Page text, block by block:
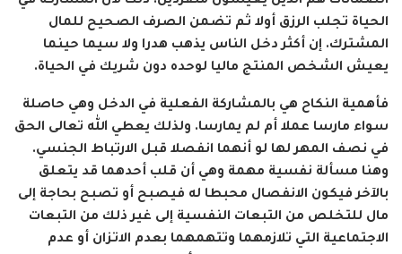
الحياة تجلب الرزق أولا ثم تضمن الصرف الصحيح للمال
المشترك. إن أكثر دخل الناس يذهب هدرا ولا سيما حينما
يعيش الشخص المنتج ماليا لوحده دون شريك في الحياة.
فأهمية النكاح هي بالمشاركة الفعلية في الدخل وهي حاصلة
سواء مارسا عملا أم لم يمارسا. ولذلك يعطي الله تعالى الحق
في نصف المهر لها لو أنهما انفصلا قبل الارتباط الجنسي.
وهنا مسألة نفسية مهمة وهي أن قلب أحدهما قد يتعلق
بالآخر فيكون الانفصال محبطا له فيصبح أو تصبح بحاجة إلى
مال للتخلص من التبعات النفسية إلى غير ذلك من التبعات
الاجتماعية التي تلازمهما وتتهمهما بعدم الاتزان أو عدم